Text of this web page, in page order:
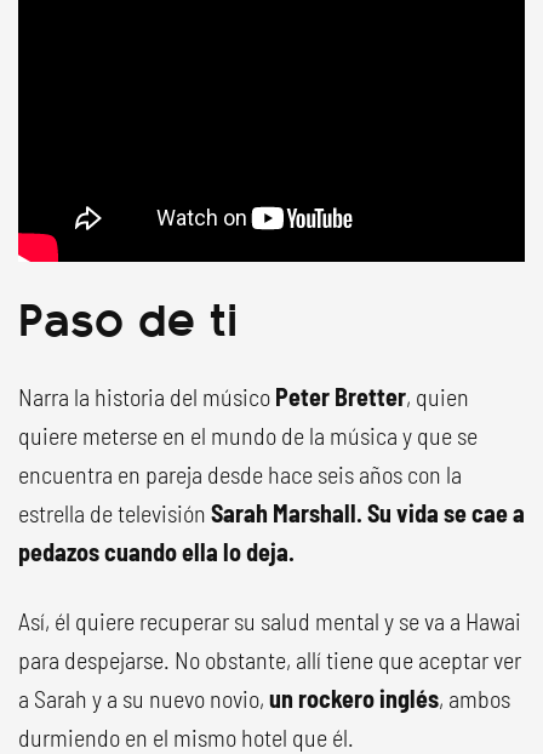
Paso de ti
Narra la historia del músico Peter Bretter, quien
quiere meterse en el mundo de la música y que se
encuentra en pareja desde hace seis años con la
estrella de televisión Sarah Marshall. Su vida se cae a
pedazos cuando ella lo deja.
Así, él quiere recuperar su salud mental y se va a Hawai
para despejarse. No obstante, allí tiene que aceptar ver
a Sarah y a su nuevo novio, un rockero inglés, ambos
durmiendo en el mismo hotel que él.